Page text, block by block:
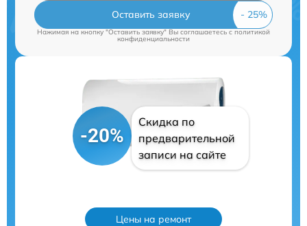
Оставить заявку
Нажимая на кнопку "Оставить заявку" Вы соглашаетесь cполитикой
конфиденциальности
-20%
Скидка по
предварительной
записи на сайте
Цены на ремонт